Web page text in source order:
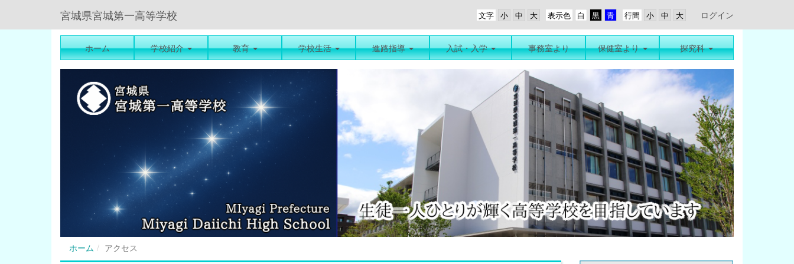
宮城県宮城第一高等学校 行間
表示色
文字 ログイン
ホーム 学校紹介 教育 学校生活 進路指導 入試・入学 事務室より 保健室より 探究科
ホーム アクセス